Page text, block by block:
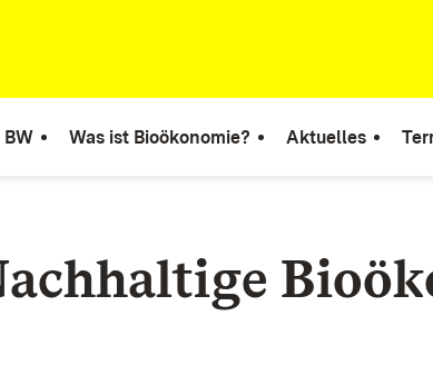
Was ist Bioökonomie? Aktuelles